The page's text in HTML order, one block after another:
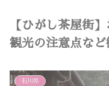
【ひがし茶屋街
観光の注意点など
石川県